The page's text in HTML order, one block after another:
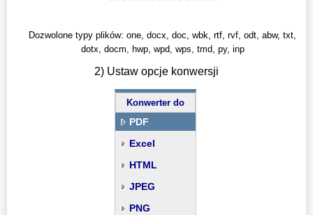
Dozwolone typy plików: one, docx, doc, wbk, rtf, rvf, odt, abw, txt,
dotx, docm, hwp, wpd, wps, tmd, py, inp
2) Ustaw opcje konwersji
Konwerter do
PDF
Excel
HTML
JPEG
PNG